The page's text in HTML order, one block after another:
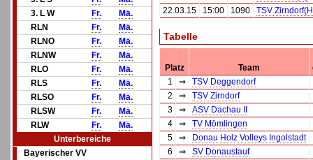
3. L W
Fr.
Mä.
RLN
Fr.
Mä.
RLNO
Fr.
Mä.
RLNW
Fr.
Mä.
RLO
Fr.
Mä.
RLS
Fr.
Mä.
RLSO
Fr.
Mä.
RLSW
Fr.
Mä.
RLW
Fr.
Mä.
Unterbereiche
Bayerischer VV
22.03.15
15:00 1090 TSV
Tabelle
Platz Team
1
⇒
TSV Deggendorf
2
⇒
TSV Zirndorf
3
⇒
ASV Dachau II
4
⇒
TV Mömlingen
5
⇒
Donau Holz Volleys Ingolstadt
6
⇒
SV Donaustauf